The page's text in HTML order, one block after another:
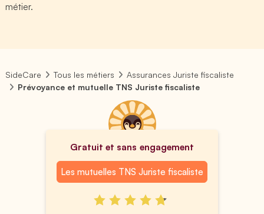
métier.
SideCare Tous les métiers
Assurances Juriste fiscaliste
Prévoyance et mutuelle TNS Juriste fiscaliste
Gratuit et sans engagement
Les mutuelles TNS Juriste fiscaliste